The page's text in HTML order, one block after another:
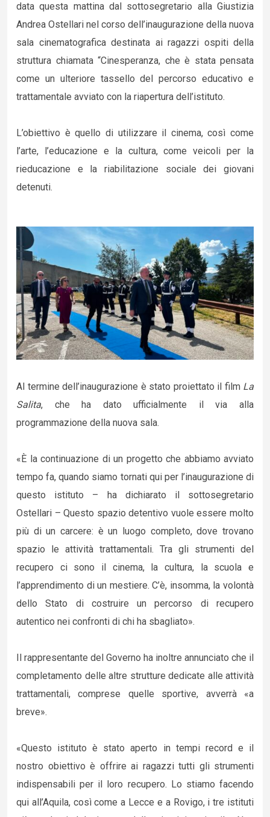
data questa mattina dal sottosegretario alla Giustizia
Andrea Ostellari nel corso dell’inaugurazione della nuova
sala cinematografica destinata ai ragazzi ospiti della
struttura chiamata “Cinesperanza, che è stata pensata
come un ulteriore tassello del percorso educativo e
trattamentale avviato con la riapertura dell’istituto.
L’obiettivo è quello di utilizzare il cinema, così come
l’arte, l’educazione e la cultura, come veicoli per la
rieducazione e la riabilitazione sociale dei giovani
detenuti.
Al termine dell’inaugurazione è stato proiettato il film La
Salita, che ha dato ufficialmente il via alla
programmazione della nuova sala.
«È la continuazione di un progetto che abbiamo avviato
tempo fa, quando siamo tornati qui per l’inaugurazione di
questo istituto – ha dichiarato il sottosegretario
Ostellari – Questo spazio detentivo vuole essere molto
più di un carcere: è un luogo completo, dove trovano
spazio le attività trattamentali. Tra gli strumenti del
recupero ci sono il cinema, la cultura, la scuola e
l’apprendimento di un mestiere. C’è, insomma, la volontà
dello Stato di costruire un percorso di recupero
autentico nei confronti di chi ha sbagliato».
Il rappresentante del Governo ha inoltre annunciato che il
completamento delle altre strutture dedicate alle attività
trattamentali, comprese quelle sportive, avverrà «a
breve».
«Questo istituto è stato aperto in tempi record e il
nostro obiettivo è offrire ai ragazzi tutti gli strumenti
indispensabili per il loro recupero. Lo stiamo facendo
qui all’Aquila, così come a Lecce e a Rovigo, i tre istituti